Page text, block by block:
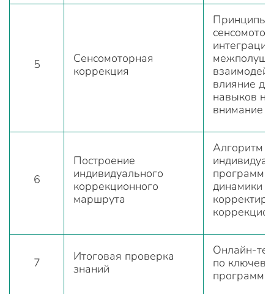
5
Сенсомоторная
коррекция
Принципы
влияние
навыков
внимание
6
Построение
индивидуального
коррекционного
маршрута
Алгоритм
динамики и
7
Итоговая проверка
знаний
Онлайн-
по
программы